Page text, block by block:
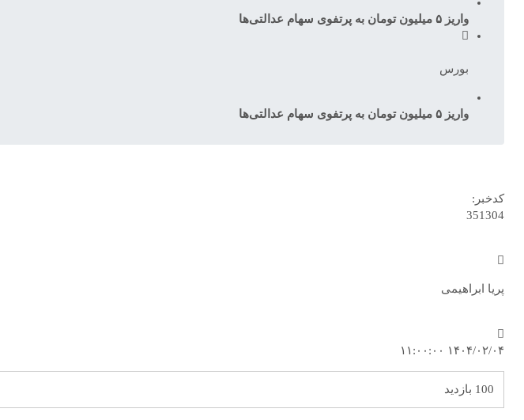
واریز ۵ میلیون تومان به پرتفوی سهام عدالتی‌ها
بورس
واریز ۵ میلیون تومان به پرتفوی سهام عدالتی‌ها
کدخبر:
351304
پریا ابراهیمی
۱۴۰۴/۰۲/۰۴ ۱۱:۰۰:۰۰
100 بازدید